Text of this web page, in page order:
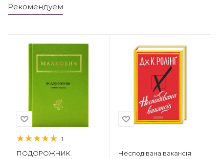
Рекомендуем
1
ПОДОРОЖНИК. Несподівана вакансія